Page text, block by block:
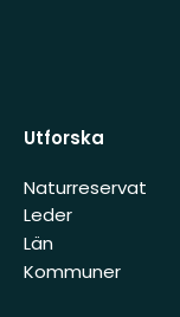
Utforska
Naturreservat
Leder
Län
Kommuner